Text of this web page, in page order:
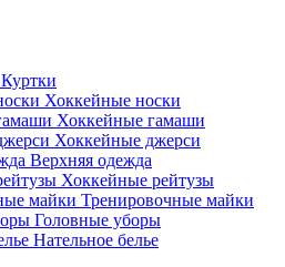
Куртки
Хоккейные носки
Хоккейные гамаши
Хоккейные джерси
Верхняя одежда
Хоккейные рейтузы
Тренировочные майки
Головные уборы
Нательное белье